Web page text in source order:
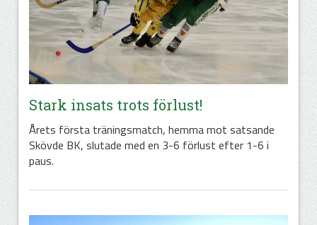
Stark insats trots förlust!
Årets första träningsmatch, hemma mot satsande
Skövde BK, slutade med en 3-6 förlust efter 1-6 i
paus.